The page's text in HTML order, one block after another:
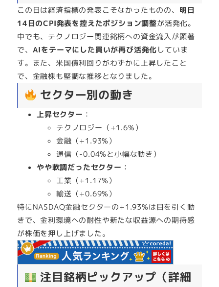
この日は経済指標の発表こそなかったものの、 明日
14日のCPI発表を控えたポジション調整が活発化。
中でも、テクノロジー関連銘柄への資金流入が顕著
で、 AIをテーマにした買いが再び活発化していま
す。また、米国債利回りがわずかに上昇したこと
で、金融株も堅調な推移となりました。
セクター別の動き
上昇セクター ：
テクノロジー（+1.6%）
金融（+1.93%）
通信（-0.04%と小幅な動き）
やや軟調だったセクター ：
工業（+1.17%）
輸送（+0.69%）
特にNASDAQ金融セクターの+1.93%は目を引く動
きで、金利環境への耐性や新たな収益源への期待感
が株価を押し上げました。
注目銘柄ピックアップ（詳細